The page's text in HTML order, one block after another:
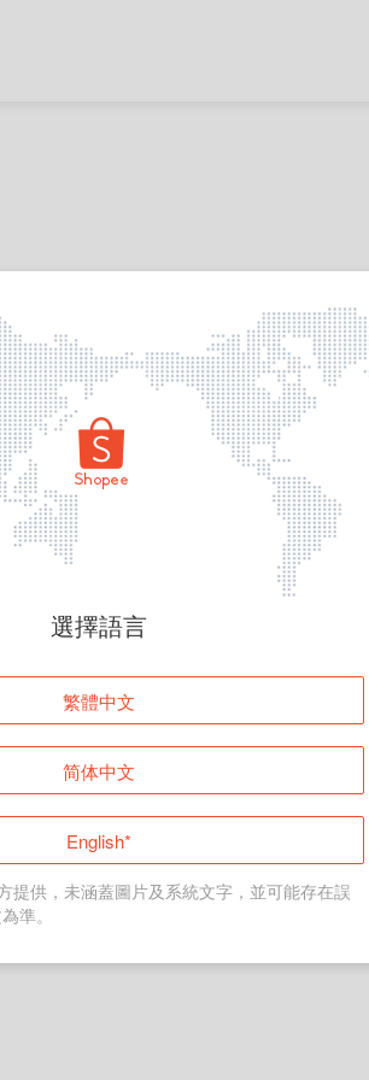
頁面無法顯示
登入
返回首頁
選擇語言
繁體中文
简体中文
English*
提供，未涵蓋圖片及系統文字，並可能存在誤
準。